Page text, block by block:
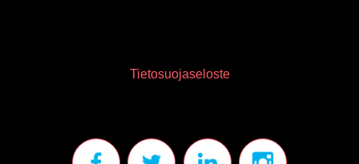
Tietosuojaseloste